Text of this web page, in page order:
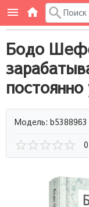
Бодо
Модель: b5388963